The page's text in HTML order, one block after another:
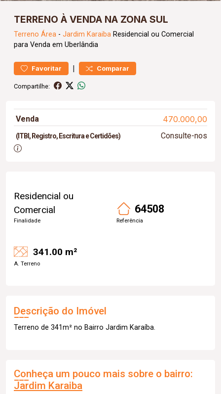
TERRENO À VENDA NA ZONA SUL
Terreno Área - Jardim Karaiba Residencial ou Comercial
para Venda em Uberlândia
Favoritar | Comparar
Compartilhe:
Venda 470.000,00
(ITBI, Registro, Escritura e Certidões) Consulte-nos
Residencial ou
Comercial
Finalidade
64508
Referência
341.00 m²
A. Terreno
Descrição do Imóvel
Terreno de 341m² no Bairro Jardim Karaíba.
Conheça um pouco mais sobre o bairro:
Jardim Karaiba